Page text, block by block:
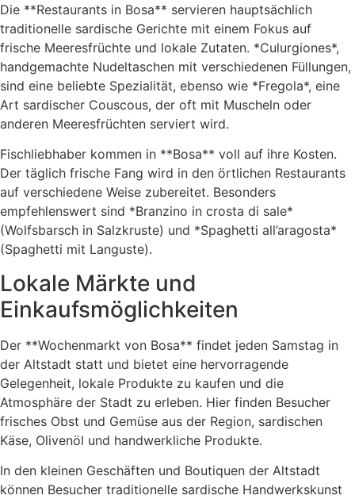
Die **Restaurants in Bosa** servieren hauptsächlich
traditionelle sardische Gerichte mit einem Fokus auf
frische Meeresfrüchte und lokale Zutaten. *Culurgiones*,
handgemachte Nudeltaschen mit verschiedenen Füllungen,
sind eine beliebte Spezialität, ebenso wie *Fregola*, eine
Art sardischer Couscous, der oft mit Muscheln oder
anderen Meeresfrüchten serviert wird.
Fischliebhaber kommen in **Bosa** voll auf ihre Kosten.
Der täglich frische Fang wird in den örtlichen Restaurants
auf verschiedene Weise zubereitet. Besonders
empfehlenswert sind *Branzino in crosta di sale*
(Wolfsbarsch in Salzkruste) und *Spaghetti all’aragosta*
(Spaghetti mit Languste).
Lokale Märkte und
Einkaufsmöglichkeiten
Der **Wochenmarkt von Bosa** findet jeden Samstag in
der Altstadt statt und bietet eine hervorragende
Gelegenheit, lokale Produkte zu kaufen und die
Atmosphäre der Stadt zu erleben. Hier finden Besucher
frisches Obst und Gemüse aus der Region, sardischen
Käse, Olivenöl und handwerkliche Produkte.
In den kleinen Geschäften und Boutiquen der Altstadt
können Besucher traditionelle sardische Handwerkskunst